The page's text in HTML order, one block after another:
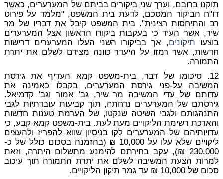
תוקנו ברובם, וערך שני ביקורים בביתם של המערערים, כאשר
דו"ח הביקור המסכם, לדעת בית המשפט, "מלמד על פירוט
רב והתיחסות רצינית". בית המשפט קיבל את דבריו של מר
שיר, אשר העיד כי בעקבות ביקורו הראשון אצל המערערים
בוצעו תיקונים, אך בביקורו השני העלו המערערים דרישות
חדשות, אשר רמזו על היעדר כוונה מצידם לשלם את יתרת
התמורה.
12. סיכומו של דבר, בית-משפט קמא העדיף את גירסת
המשיבה על-פני גירסת המערערים, בקבלו כאמינה את
עדותם של עדי המשיבה מר שיר, גב' אמור וגב' קדמיאל.
גירסתם של המערערים נדחתה, תוך קביעות עובדתיות לגבי
התנהגותם ולגבי השיטה שנקטו, של הערמת טענות חדשות
והארכת רשימת הליקויים מעת לעת. בית-משפט קמא קבע, כי
עדויותיהם של המערערים לקו בניסיון שווא להפריז ולהעצים
ליקויים שלא עלו על 10,000 ₪ (בהזמנה בסכום כולל של כ-
230,000 ₪), עקב בחירתם להימנע מתשלום היתרה, וזאת
למרות הצעת המשיבה לשלם את יתרת התמורה תוך עיכוב
סכום של 10,000 ₪ עד גמר תיקון הליקויים.